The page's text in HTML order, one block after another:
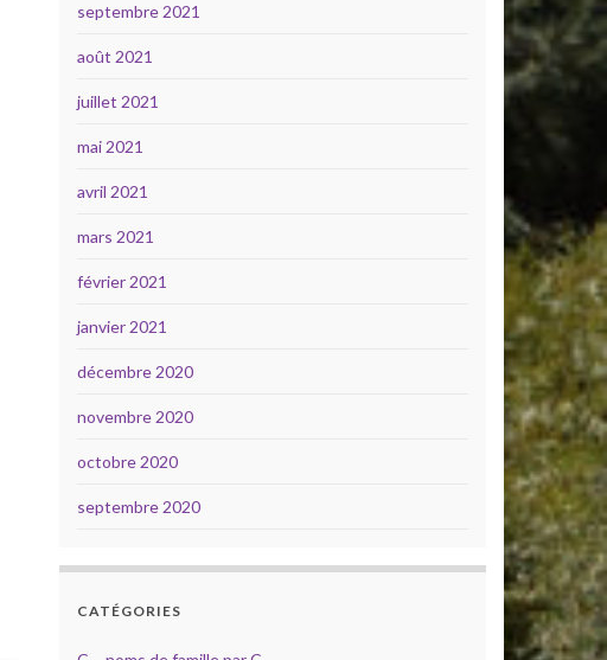
septembre 2021
août 2021
juillet 2021
mai 2021
avril 2021
mars 2021
février 2021
janvier 2021
décembre 2020
novembre 2020
octobre 2020
septembre 2020
CATÉGORIES